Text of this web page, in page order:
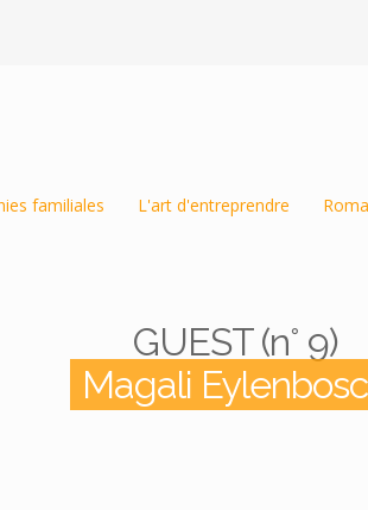
familiales L'art d'entreprendre
GUEST (n° 9)
Magali